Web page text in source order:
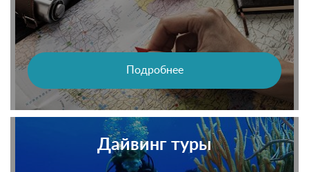
Подробнее
Дайвинг туры